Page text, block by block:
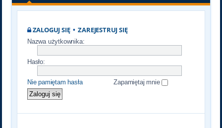
ZALOGUJ SIĘ•ZAREJESTRUJ SIĘ
Nazwa użytkownika:
Hasło:
Nie pamiętam hasła Zapamiętaj mnie